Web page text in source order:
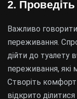
2.
Важливо
переживання.
дійти до туалету
переживання, які
Створіть
відкрито